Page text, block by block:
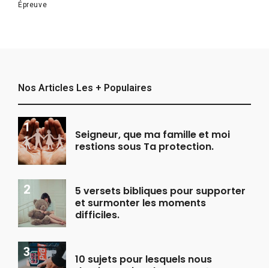
Épreuve
Nos Articles Les + Populaires
Seigneur, que ma famille et moi
restions sous Ta protection.
5 versets bibliques pour supporter
et surmonter les moments
difficiles.
10 sujets pour lesquels nous